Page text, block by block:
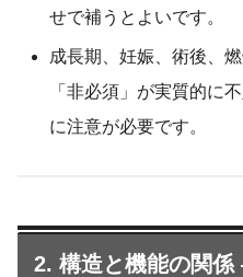
せで補うとよいです。
成長期、妊娠、術後、
「非必須」が実質的に
に注意が必要です。
2. 構造と機能の関